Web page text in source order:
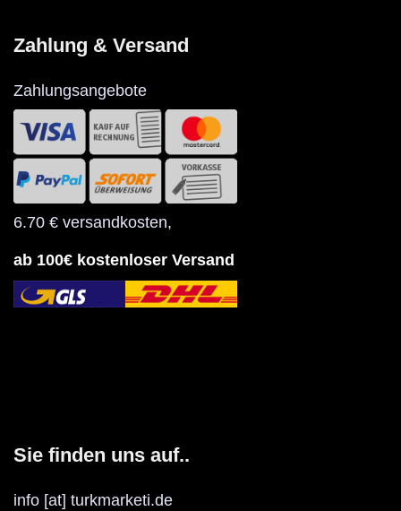
Zahlung & Versand
Zahlungsangebote
6.70 € versandkosten,
ab 100€ kostenloser Versand
Sie finden uns auf..
info [at] turkmarketi.de